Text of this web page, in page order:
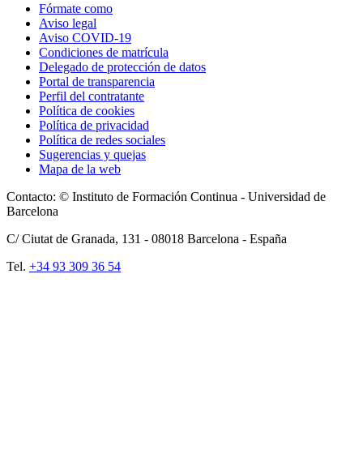
Fórmate como
Aviso legal
Aviso COVID-19
Condiciones de matrícula
Delegado de protección de datos
Portal de transparencia
Perfil del contratante
Política de cookies
Política de privacidad
Política de redes sociales
Sugerencias y quejas
Mapa de la web
Contacto: © Instituto de Formación Continua - Universidad de
Barcelona
C/ Ciutat de Granada, 131 - 08018 Barcelona - España
Tel. +34 93 309 36 54